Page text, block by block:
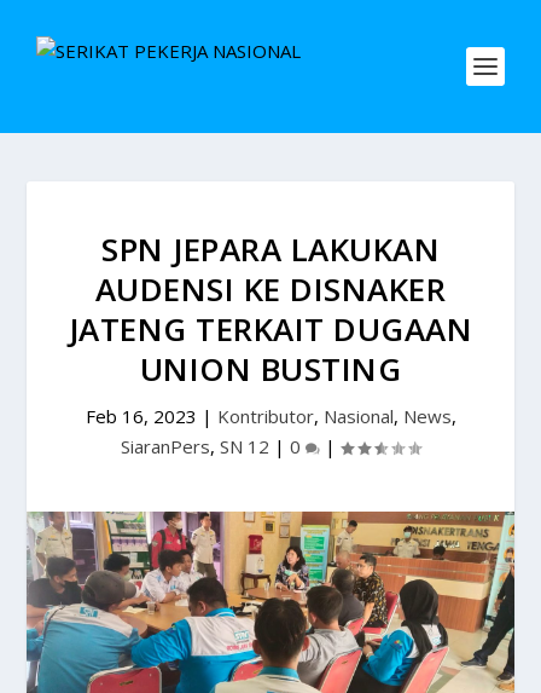
SPN JEPARA LAKUKAN
AUDENSI KE DISNAKER
JATENG TERKAIT DUGAAN
UNION BUSTING
Feb 16, 2023 | Kontributor, Nasional, News,
SiaranPers, SN 12 | 0 |